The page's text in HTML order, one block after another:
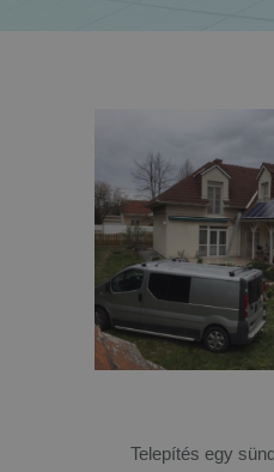
Telepítés egy